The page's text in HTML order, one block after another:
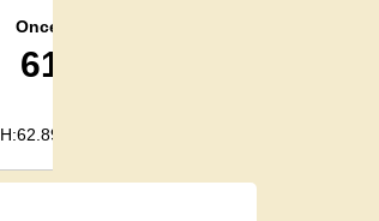
Once argent
61.45
H:62.89 | L:60.85